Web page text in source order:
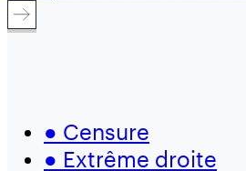
● Censure
● Extrême droite